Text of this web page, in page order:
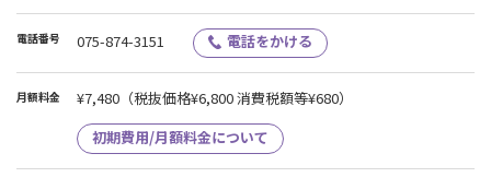
電話番号 075-874-3151 電話をかける
月額料金 ¥7,480 （税抜価格¥6,800 消費税額等¥680）
初期費用/月額料金について